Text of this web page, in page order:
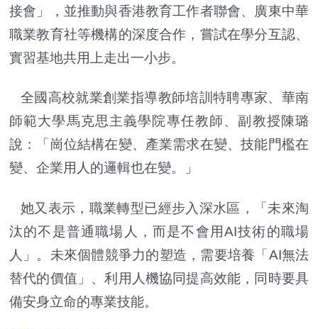
接會」，並推動與香港教育工作者聯會、廣東中華
職業教育社等機構的深度合作，嘗試在學分互認、
實習基地共用上走出一小步。
全國高校就業創業指導教師培訓特聘專家、華南
師範大學馬克思主義學院專任教師、副教授陳璐
說：「崗位結構在變、產業需求在變、技能門檻在
變、企業用人的邏輯也在變。」
她又表示，職業轉型已經步入深水區，「未來淘
汰的不是普通職場人，而是不會用AI技術的職場
人」。未來個體競爭力的塑造，需要培養「AI無法
替代的價值」、利用人機協同提高效能，同時要具
備安身立命的專業技能。